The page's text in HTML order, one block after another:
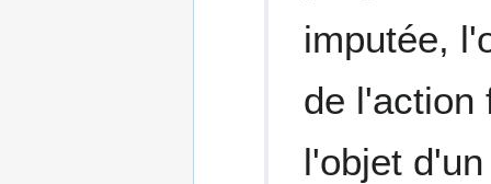
imputée,
de l'action
l'objet